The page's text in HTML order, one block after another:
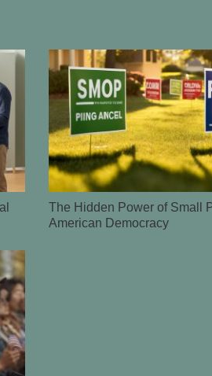
The Hidden Power of Small
American Democracy